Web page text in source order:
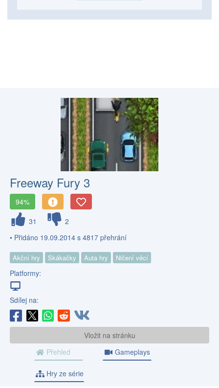
Freeway Fury 3
94%
31
2
• Přidáno 19.09.2014 s 4817 přehrání
Akční hry Skákačky Auta hry Ničení věcí
Platformy:
Sdílej na:
Vložit na stránku
Přehled
Gameplays
Hry ze série